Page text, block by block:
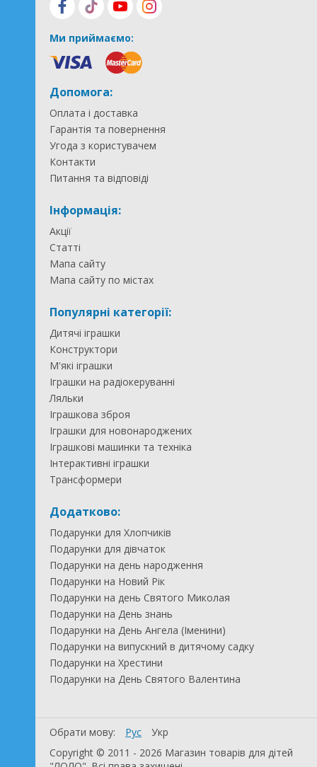
Ми приймаємо:
Допомога:
Оплата і доставка
Гарантія та повернення
Угода з користувачем
Контакти
Питання та відповіді
Інформація:
Акції
Статті
Мапа сайту
Мапа сайту по містах
Популярні категорії:
Дитячі іграшки
Конструктори
М'які іграшки
Іграшки на радіокеруванні
Ляльки
Іграшкова зброя
Іграшки для новонароджених
Іграшкові машинки та техніка
Інтерактивні іграшки
Трансформери
Додатково:
Подарунки для Хлопчиків
Подарунки для дівчаток
Подарунки на день народження
Подарунки на Новий Рік
Подарунки на день Святого Миколая
Подарунки на День знань
Подарунки на День Ангела (Іменини)
Подарунки на випускний в дитячому садку
Подарунки на Хрестини
Подарунки на День Святого Валентина
Обрати мову: Рус
Укр
Copyright © 2011 - 2026 Магазин товарів для дітей